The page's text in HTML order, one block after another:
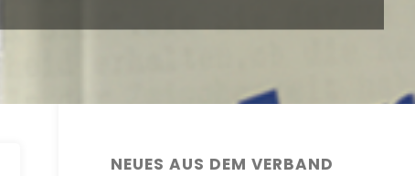
NEUES AUS DEM VERBAND